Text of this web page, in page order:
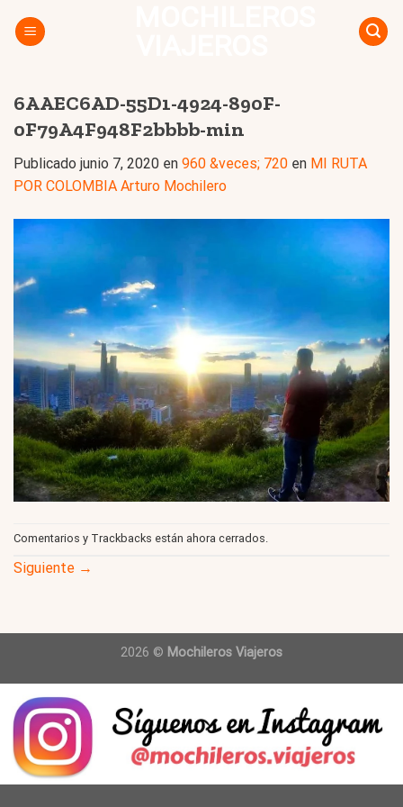
6AAEC6AD-55D1-4924-890F-
0F79A4F948F2bbbb-min
Publicado junio 7, 2020 en 960 &veces; 720 en MI RUTA
POR COLOMBIA Arturo Mochilero
Comentarios y Trackbacks están ahora cerrados.
Siguiente →
2026 © Mochileros Viajeros